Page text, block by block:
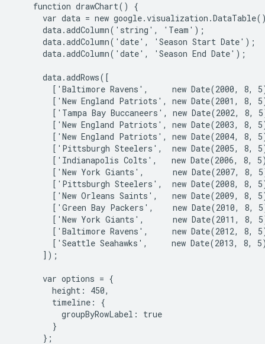
    function drawChart() {
var data = new
      data.addColumn('string', 'Team');
      data.addColumn('date', 'Season Start Date');
      data.addColumn('date', 'Season End Date');
      data.addRows([
['Baltimore Ravens',     new Date(2000, 8,
['New England Patriots', new Date(2001, 8,
['Tampa Bay Buccaneers', new Date(2002, 8,
['New England Patriots', new Date(2003, 8,
['New England Patriots', new Date(2004, 8,
['Pittsburgh Steelers',  new Date(2005, 8,
['Indianapolis Colts',   new Date(2006, 8,
['New York Giants',      new Date(2007, 8,
['Pittsburgh Steelers',  new Date(2008, 8,
['New Orleans Saints',   new Date(2009, 8,
['Green Bay Packers',    new Date(2010, 8,
['New York Giants',      new Date(2011, 8,
['Baltimore Ravens',     new Date(2012, 8,
['Seattle Seahawks',     new Date(2013, 8,
      ]);
      var options = {
        height: 450,
        timeline: {
          groupByRowLabel: true
        }
      };